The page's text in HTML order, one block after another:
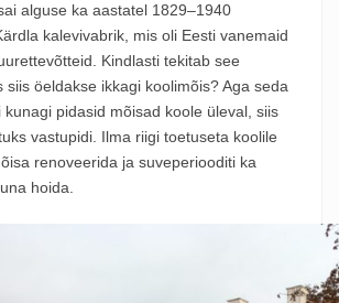
alguse ka aastatel 1829–1940
kalevivabrik, mis oli Eesti vanemaid
Kindlasti tekitab see
siis öeldakse ikkagi koolimõis? Aga seda
pidasid mõisad koole üleval, siis
vastupidi. Ilma riigi toetuseta koolile
renoveerida ja suveperiooditi ka
hoida.